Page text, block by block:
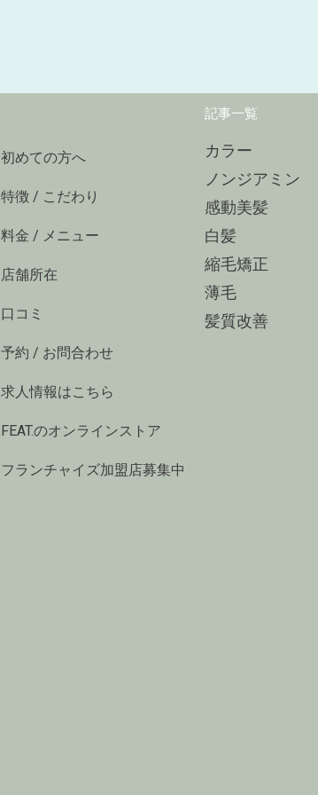
初めての方へ
特徴 / こだわり
料金 / メニュー
店舗所在
口コミ
予約 / お問合わせ
求人情報はこちら
FEAT.のオンラインストア
フランチャイズ加盟店募集中
記事一覧
カラー
ノンジアミン
感動美髪
白髪
縮毛矯正
薄毛
髪質改善